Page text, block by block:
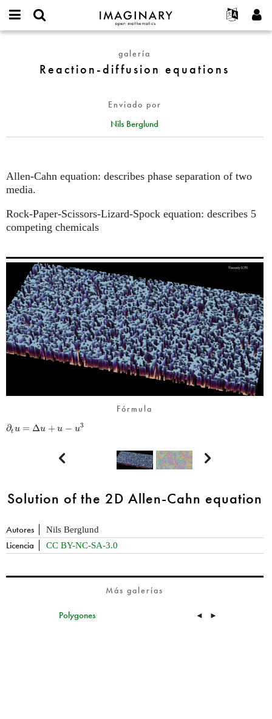
IMAGINARY
open
Français
Deutsch
Español
Türkçe
Programas
Interactivos
Películas
Textos
Más...
Proyectos
Participar
username
Contraseña
Crear nueva cuenta
diffusion
galería
Reaction-diffusion equations
Enviado por
Nils Berglund
Allen-Cahn equation: describes phase separation of two
media.
Rock-Paper-Scissors-Lizard-Spock equation: describes 5
competing chemicals
Fórmula
∂tu =Δu +u − u3
 
Solution of the 2D Allen-Cahn equation
Autores Nils Berglund
Licencia CC BY-NC-SA-3.0
Más galerías
Polygones ◄ ►